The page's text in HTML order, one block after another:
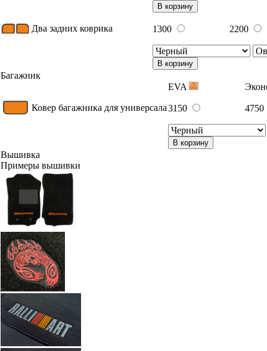
В корзину
Два задних коврика 1300 2200
В корзину
Багажник
EVA
Ковер багажника для универсала3150 4750
В корзину
Вышивка
Примеры вышивки